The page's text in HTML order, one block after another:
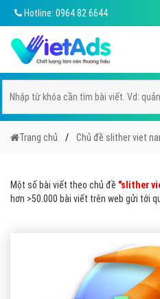
Hotline: 0964 82 6644
Trang chủ Chủ đề slither viet
Một số bài viết theo chủ đề "slither
hơn >50.000 bài viết trên web gửi tới